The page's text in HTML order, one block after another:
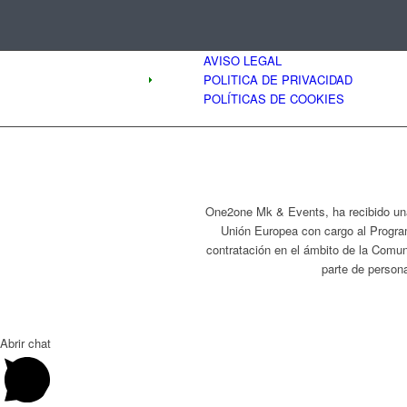
AVISO LEGAL
POLITICA DE PRIVACIDAD
POLÍTICAS DE COOKIES
One2one Mk & Events, ha recibido
Unión Europea con cargo al
contratación en el ámbito de la
parte de
Abrir chat